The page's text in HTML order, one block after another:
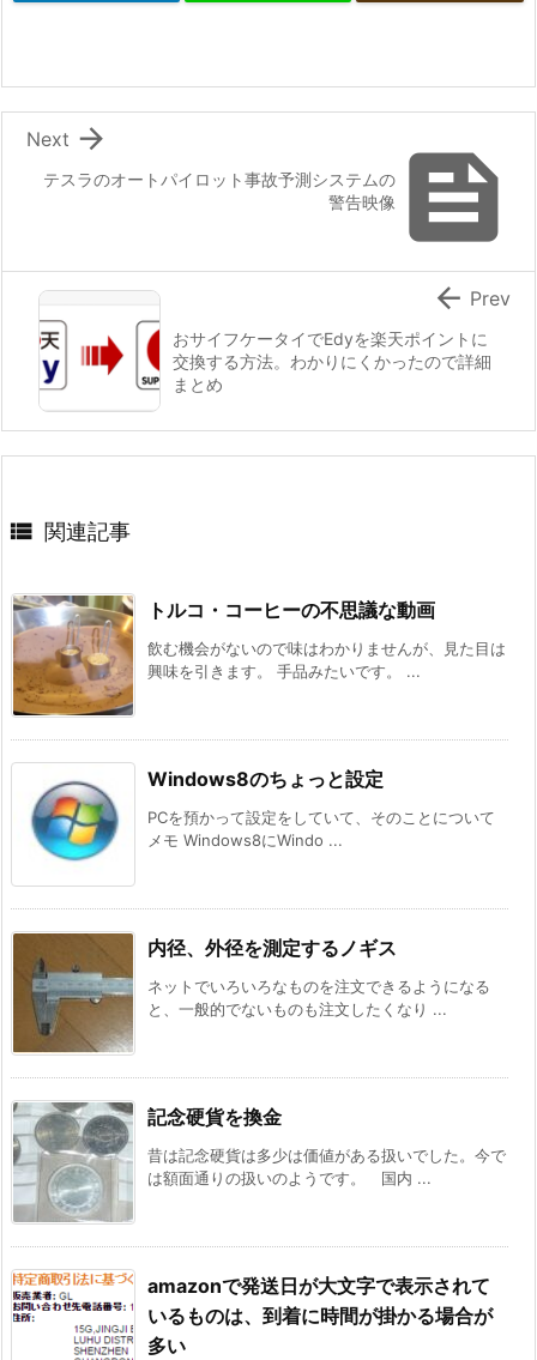

テスラのオートパイロット事故予測システムの
警告映像

Next
おサイフケータイでEdyを楽天ポイントに
交換する方法。わかりにくかったので詳細
まとめ
 Prev
 関連記事
トルコ・コーヒーの不思議な動画
飲む機会がないので味はわかりませんが、見た目は
興味を引きます。 手品みたいです。 ...
Windows8のちょっと設定
PCを預かって設定をしていて、そのことについて
メモ Windows8にWindo ...
内径、外径を測定するノギス
ネットでいろいろなものを注文できるようになる
と、一般的でないものも注文したくなり ...
記念硬貨を換金
昔は記念硬貨は多少は価値がある扱いでした。今で
は額面通りの扱いのようです。 国内 ...
amazonで発送日が大文字で表示されて
いるものは、到着に時間が掛かる場合が
多い